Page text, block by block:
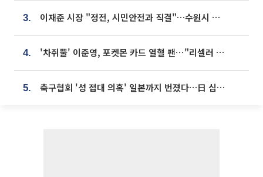
3. 이재준 시장 "정전, 시민안전과 직결"…수원시 비상대응체계 가동
4. '차쥐뿔' 이준영, 포켓몬 카드 열혈 팬⋯"리셀러 처단할 것"
5. 축구협회 '성 접대 의혹' 일본까지 번졌다…日 심판 실명 공개